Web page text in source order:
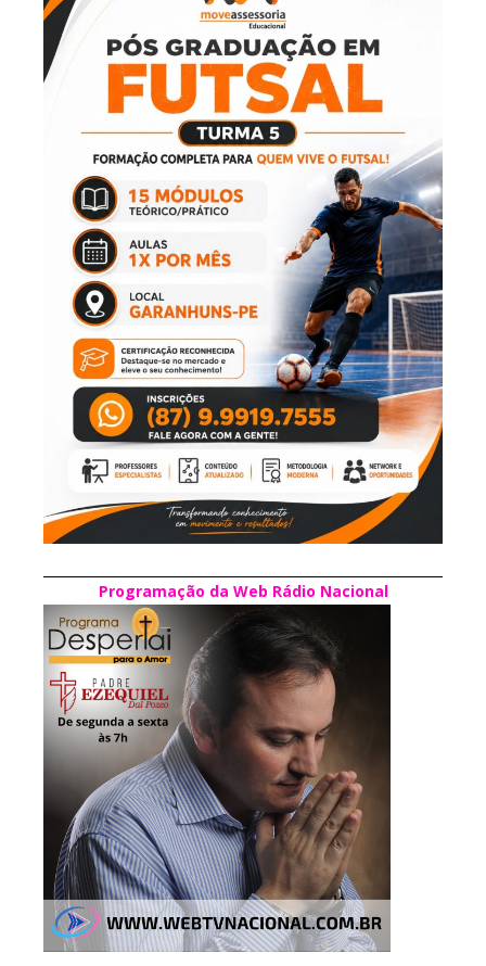
Programação da Web Rádio Nacional